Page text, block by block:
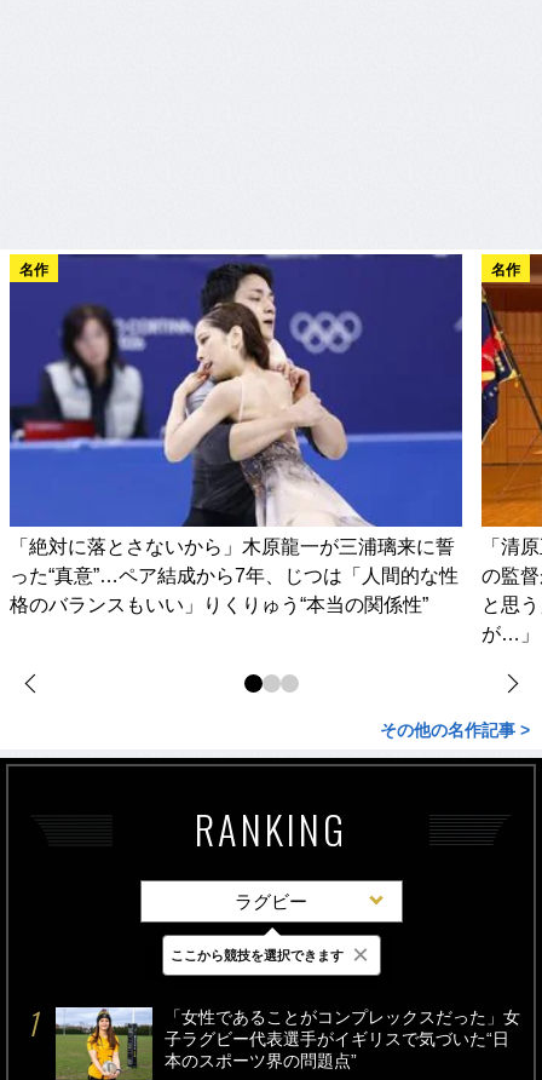
名作
「絶対に落とさないから」木原龍一が三浦璃来に誓
った“真意”…ペア結成から7年、じつは「人間的な性
格のバランスもいい」りくりゅう“本当の関係性”
名作
「清
の監
と思
が…」
その他の名作記事 >
RANKING
ラグビー
最新 24時間 週間
「女性であることがコンプレックスだった」女
子ラグビー代表選手がイギリスで気づいた“日
本のスポーツ界の問題点”
ここから競技を選択できます ×